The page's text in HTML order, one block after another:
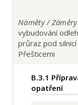
Náměty /
vybudování
průraz pod
Přešticemi
B.3.1
opatření